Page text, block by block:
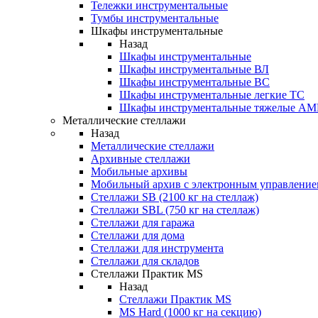
Тележки инструментальные
Тумбы инструментальные
Шкафы инструментальные
Назад
Шкафы инструментальные
Шкафы инструментальные ВЛ
Шкафы инструментальные ВС
Шкафы инструментальные легкие ТС
Шкафы инструментальные тяжелые
Металлические стеллажи
Назад
Металлические стеллажи
Архивные стеллажи
Мобильные архивы
Мобильный архив с электронным
Стеллажи SB (2100 кг на стеллаж)
Стеллажи SBL (750 кг на стеллаж)
Стеллажи для гаража
Стеллажи для дома
Стеллажи для инструмента
Стеллажи для складов
Стеллажи Практик MS
Назад
Стеллажи Практик MS
MS Hard (1000 кг на секцию)